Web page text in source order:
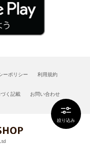
絞り込み
ーポリシー 利用規約
く記載 お問い合わせ